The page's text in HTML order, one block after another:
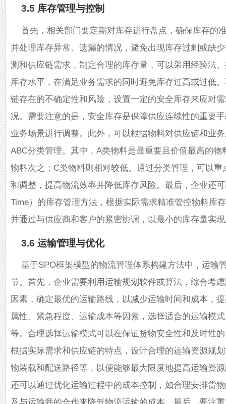
3.5 库存管理与控制
首先，相关部门要定期对库存进行盘点，确保库存的
并处理库存异常、遗漏的情况，避免出现库存过剩或缺
测和供应链需求，制定合理的库存量，可以采用经验法
库存水平，在满足业务需求的同时避免库存过高或过低
链存在的不确定性和风险，设置一定的安全库存来应对
况。需要注意的是，安全库存是保障供应连续性的重要
业务场景进行调整。此外，可以根据物料对供应链和业
ABC分类管理。其中，A类物料是最重要且价值最高的
物料次之；C类物料则相对较低。通过分类管理，可以
和调整，提高物流效率并降低库存风险。最后，企业还
Time）的库存管理方法，根据实际需求精准管控物料库
并通过与供应商和客户的紧密协调，以最小的库存量实
3.6 运输管理与优化
基于SPO框架模型的物流管理体系构建方法中，运输
节。首先，企业需要利用运输规划软件或算法，综合考
因素，确定最优的运输路线，以减少运输时间和成本，
属性、紧急程度、运输成本等因素，选择适合的运输模
等。合理选择运输模式可以在保证货物安全性和及时性
根据实际需求和供应链的特点，设计合理的运输资源规
物装载和配送路径等，以便能够最大限度地提高运输资
还可以通过优化运输过程中的成本控制，如合理安排货